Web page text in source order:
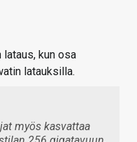
kun osa
latauksilla.
myös kasvattaa